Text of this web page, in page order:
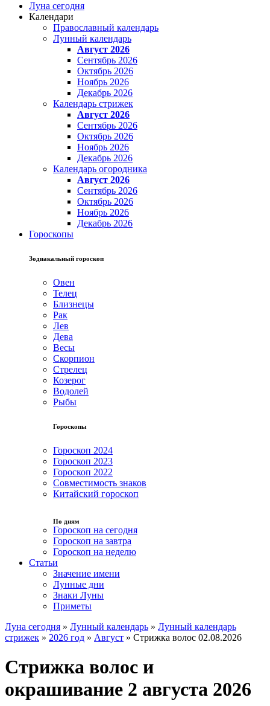
Луна сегодня
Календари
Православный календарь
Лунный календарь
Август 2026
Сентябрь 2026
Октябрь 2026
Ноябрь 2026
Декабрь 2026
Календарь стрижек
Август 2026
Сентябрь 2026
Октябрь 2026
Ноябрь 2026
Декабрь 2026
Календарь огородника
Август 2026
Сентябрь 2026
Октябрь 2026
Ноябрь 2026
Декабрь 2026
Гороскопы
Зодиакальный гороскоп
Овен
Телец
Близнецы
Рак
Лев
Дева
Весы
Скорпион
Стрелец
Козерог
Водолей
Рыбы
Гороскопы
Гороскоп 2024
Гороскоп 2023
Гороскоп 2022
Совместимость знаков
Китайский гороскоп
По дням
Гороскоп на сегодня
Гороскоп на завтра
Гороскоп на неделю
Статьи
Значение имени
Лунные дни
Знаки Луны
Приметы
Луна сегодня » Лунный календарь » Лунный календарь
стрижек » 2026 год » Август » Стрижка волос 02.08.2026
Стрижка волос и
окрашивание 2 августа 2026